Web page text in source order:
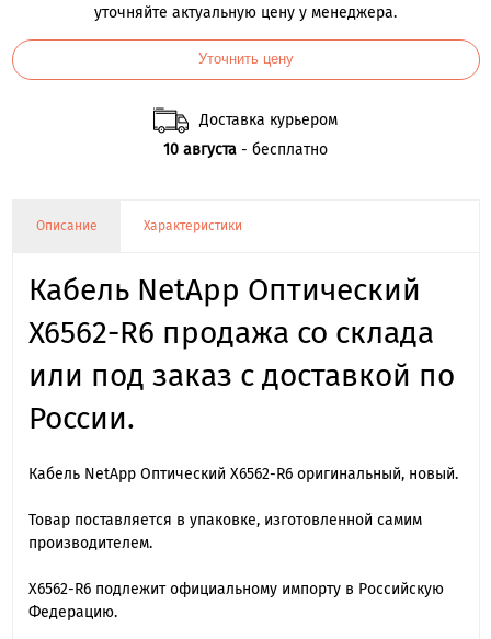
уточняйте актуальную цену у менеджера.
Уточнить цену
Доставка курьером
10 августа - бесплатно
Описание Характеристики
Кабель NetApp Оптический
X6562-R6 продажа со склада
или под заказ с доставкой по
России.
Кабель NetApp Оптический X6562-R6 оригинальный, новый.
Товар поставляется в упаковке, изготовленной самим
производителем.
X6562-R6 подлежит официальному импорту в Российскую
Федерацию.